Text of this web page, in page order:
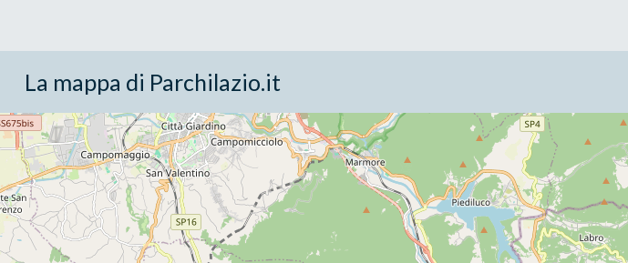
La mappa di Parchilazio.it